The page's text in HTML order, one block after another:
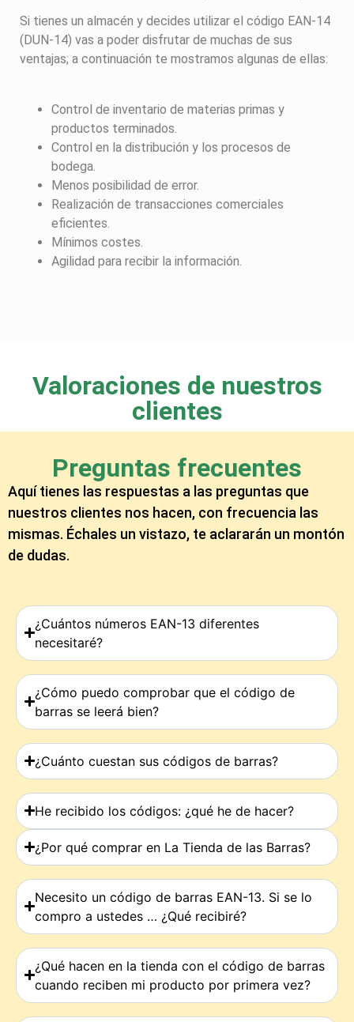
Si tienes un almacén y decides utilizar el código EAN-14
(DUN-14) vas a poder disfrutar de muchas de sus
ventajas; a continuación te mostramos algunas de ellas:
Control de inventario de materias primas y
productos terminados.
Control en la distribución y los procesos de
bodega.
Menos posibilidad de error.
Realización de transacciones comerciales
eficientes.
Mínimos costes.
Agilidad para recibir la información.
Valoraciones de nuestros
clientes
Preguntas frecuentes
Aquí tienes las respuestas a las preguntas que
nuestros clientes nos hacen, con frecuencia las
mismas. Échales un vistazo, te aclararán un montón
de dudas.
¿Cuántos números EAN-13 diferentes
necesitaré?
¿Cómo puedo comprobar que el código de
barras se leerá bien?
¿Cuánto cuestan sus códigos de barras?
He recibido los códigos: ¿qué he de hacer?
¿Por qué comprar en La Tienda de las Barras?
Necesito un código de barras EAN-13. Si se lo
compro a ustedes … ¿Qué recibiré?
¿Qué hacen en la tienda con el código de barras
cuando reciben mi producto por primera vez?